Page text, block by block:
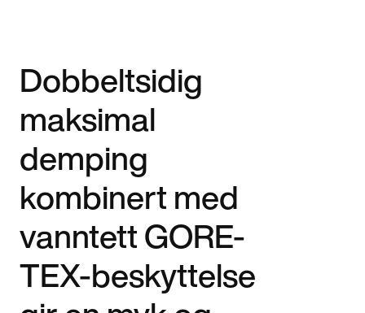
Dobbeltsidig
maksimal
demping
kombinert med
vanntett GORE-
TEX-beskyttelse